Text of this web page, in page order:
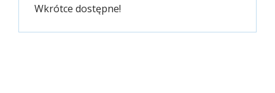
Wkrótce dostępne!